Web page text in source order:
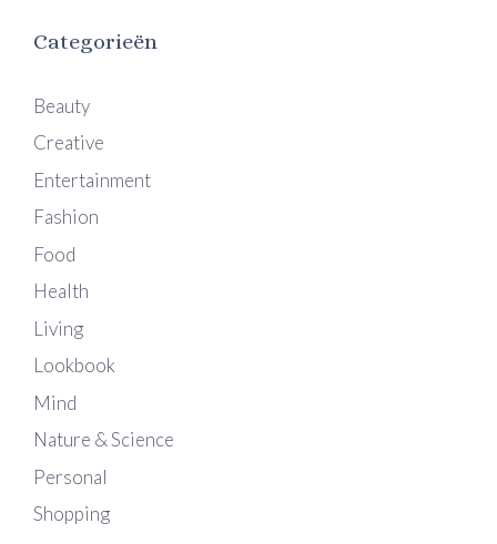
Categorieën
Beauty
Creative
Entertainment
Fashion
Food
Health
Living
Lookbook
Mind
Nature & Science
Personal
Shopping